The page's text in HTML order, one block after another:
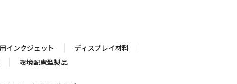
インクジェット
ディスプレイ材料
環境配慮型製品